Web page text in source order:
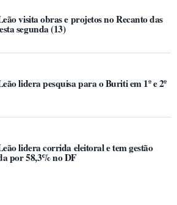
visita obras e projetos no Recanto das
segunda (13)
lidera pesquisa para o Buriti em 1º e 2º
lidera corrida eleitoral e tem gestão
por 58,3% no DF